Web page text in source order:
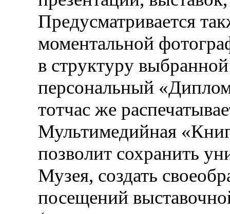
Предусматривается
моментальной
в структуру
персональный
тотчас же
Мультимедийная
позволит сохранить
Музея, создать
посещений